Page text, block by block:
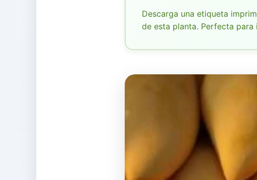
Descarga una etiqueta
de esta planta. Perfecta